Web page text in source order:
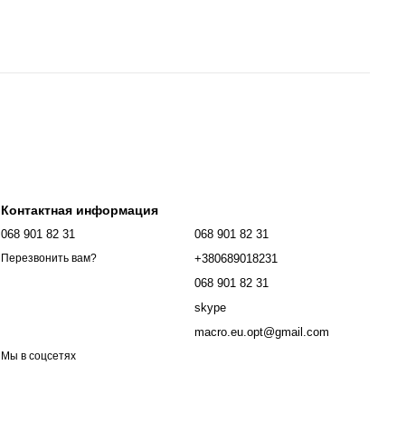
Контактная информация
068 901 82 31
Перезвонить вам?
068 901 82 31
+380689018231
068 901 82 31
skype
macro.eu.opt@gmail.com
Мы в соцсетях